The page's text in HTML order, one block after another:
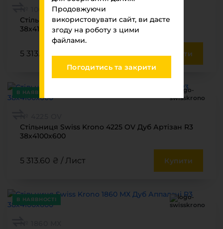
№ 1004 LP
Стільниця Swiss Krono 1004 LP Долорес R3
38х4100х600
5 313.60 ₴ / Лист Купити
В НАЯВНОСТІ
Стільниця Swiss Krono 4225 OV Дуб Артізан R3
38х4100х600
5 313.60 ₴ / Лист Купити
В НАЯВНОСТІ
Продовжуючи
використовувати сайт, ви даєте
згоду на роботу з цими
файлами.
Погодитись та закрити